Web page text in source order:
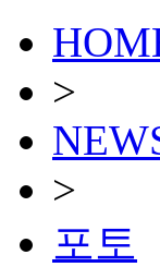
>
>
포토